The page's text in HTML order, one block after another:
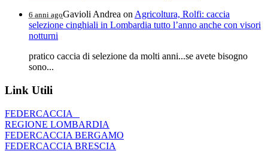
6 anni agoGavioli Andrea on Agricoltura, Rolfi: caccia
selezione cinghiali in Lombardia tutto l’anno anche con visori
notturni
pratico caccia di selezione da molti anni...se avete bisogno
sono...
Link Utili
FEDERCACCIA
REGIONE LOMBARDIA
FEDERCACCIA BERGAMO
FEDERCACCIA BRESCIA